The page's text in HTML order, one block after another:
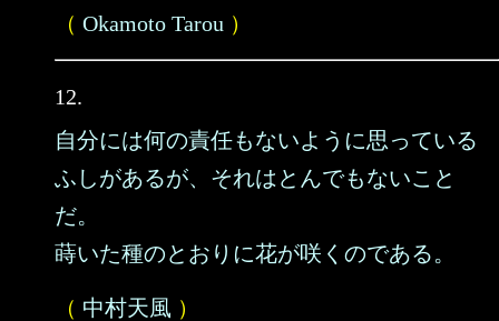
（ Okamoto Tarou ）
12.
自分には何の責任もないように思っている
ふしがあるが、それはとんでもないこと
だ。
蒔いた種のとおりに花が咲くのである。
（ 中村天風 ）